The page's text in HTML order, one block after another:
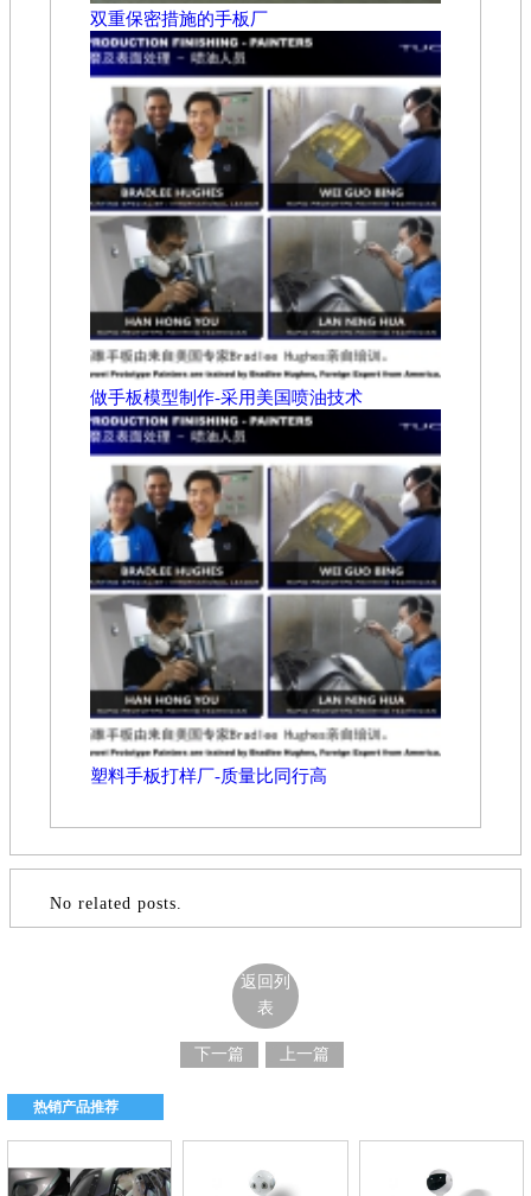
双重保密措施的手板厂
做手板模型制作-采用美国喷油技术
塑料手板打样厂-质量比同行高
No related posts.
返回列
表
下一篇 上一篇
热销产品推荐